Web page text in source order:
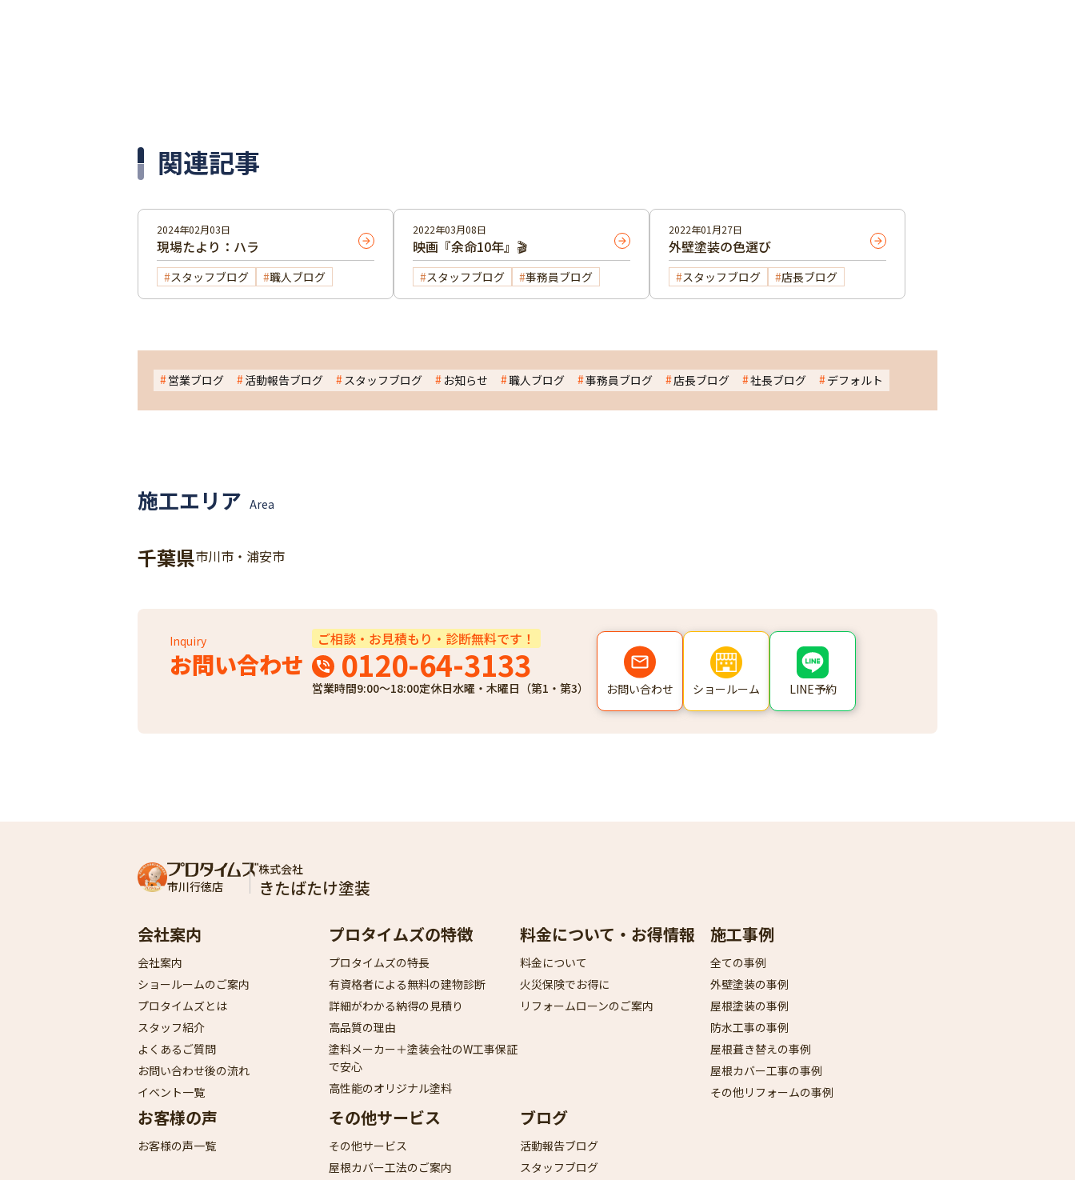
関連記事
2024年02月03日
現場たより：ハラ
スタッフブログ 職人ブログ
2022年03月08日
映画『余命10年』🎬
スタッフブログ 事務員ブログ
2022年01月27日
外壁塗装の色選び
スタッフブログ 店長ブログ
営業ブログ 活動報告ブログ スタッフブログ お知らせ 職人ブログ 事務員ブログ 店長ブログ 社長ブログ デフォルト
施工エリア Area
千葉県市川市・浦安市
お問い合わせ
Inquiry ご相談・お見積もり・診断無料です！
0120-64-3133
営業時間9:00～18:00定休日水曜・木曜日（第1・第3） お問い合わせ ショールーム LINE予約
市川行徳店
株式会社
きたばたけ塗装
会社案内
会社案内
ショールームのご案内
プロタイムズとは
スタッフ紹介
よくあるご質問
お問い合わせ後の流れ
イベント一覧
プロタイムズの特徴
プロタイムズの特長
有資格者による無料の建物診断
詳細がわかる納得の見積り
高品質の理由
塗料メーカー＋塗装会社のW工事保証
で安心
高性能のオリジナル塗料
料金について・お得情報
料金について
火災保険でお得に
リフォームローンのご案内
施工事例
全ての事例
外壁塗装の事例
屋根塗装の事例
防水工事の事例
屋根葺き替えの事例
屋根カバー工事の事例
その他リフォームの事例
お客様の声
お客様の声一覧
その他サービス
その他サービス
屋根カバー工法のご案内
ブログ
活動報告ブログ
スタッフブログ